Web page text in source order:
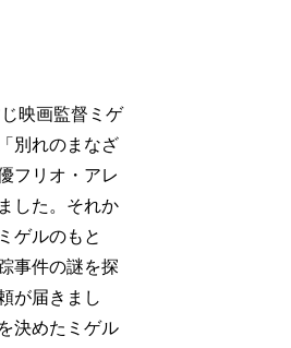
映画監督ミゲ
別れのまなざ
フリオ・アレ
した。それか
ゲルのもと
事件の謎を探
が届きまし
決めたミゲル